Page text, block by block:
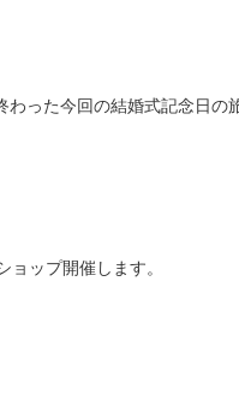
った今回の結婚式記念日の
ップ開催します。